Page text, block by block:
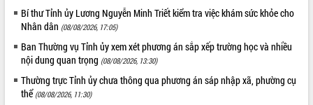
thực
Quyết liệt tháo gỡ vướng mắc, đẩy
nhanh tiến độ các dự án trọng điểm
trong Khu kinh tế Nam Phú Yên
Hòn Yến phát triển du lịch gắn với bảo
tồn biển
Bí thư Tỉnh ủy Lương Nguyễn Minh Triết kiểm tra việc khám sức khỏe cho
Nhân dân (08/08/2026, 17:05)
Ban Thường vụ Tỉnh ủy xem xét phương án sắp xếp trường học và nhiều
nội dung quan trọng (08/08/2026, 13:30)
Thường trực Tỉnh ủy chưa thông qua phương án sáp nhập xã, phường cụ
thể (08/08/2026, 11:30)